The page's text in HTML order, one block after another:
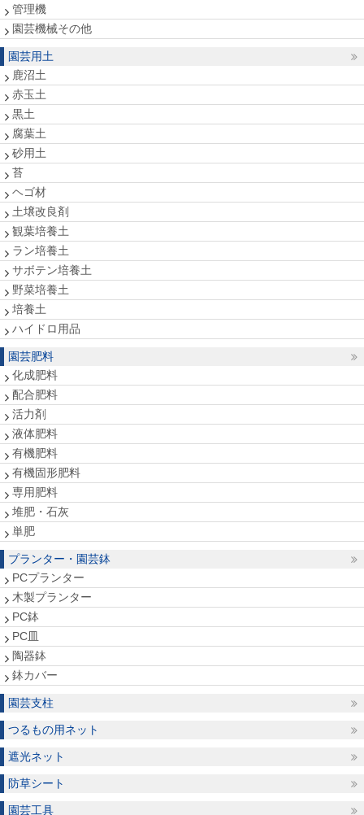
管理機
園芸機械その他
園芸用土
鹿沼土
赤玉土
黒土
腐葉土
砂用土
苔
ヘゴ材
土壌改良剤
観葉培養土
ラン培養土
サボテン培養土
野菜培養土
培養土
ハイドロ用品
園芸肥料
化成肥料
配合肥料
活力剤
液体肥料
有機肥料
有機固形肥料
専用肥料
堆肥・石灰
単肥
プランター・園芸鉢
PCプランター
木製プランター
PC鉢
PC皿
陶器鉢
鉢カバー
園芸支柱
つるもの用ネット
遮光ネット
防草シート
園芸工具